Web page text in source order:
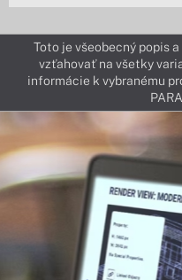
Toto je všeobecný popis
vzťahovať na všetky
informácie k vybranému